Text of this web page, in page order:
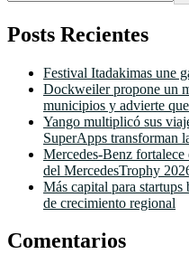
Posts Recientes
Festival Itadakimas une
Dockweiler propone un
municipios y advierte
Yango multiplicó sus
SuperApps transforman
Mercedes-Benz
del MercedesTrophy
Más capital para startups
de crecimiento regional
Comentarios